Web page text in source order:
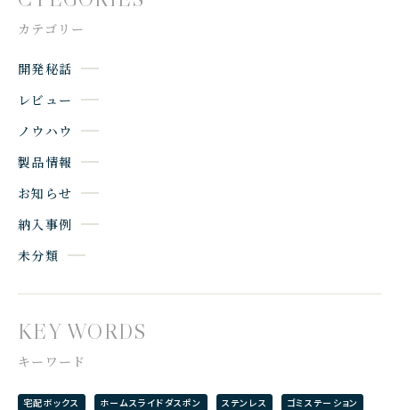
カテゴリー
開発秘話
レビュー
ノウハウ
製品情報
お知らせ
納入事例
未分類
KEY WORDS
キーワード
宅配ボックス ホームスライドダスポン ステンレス ゴミステーション